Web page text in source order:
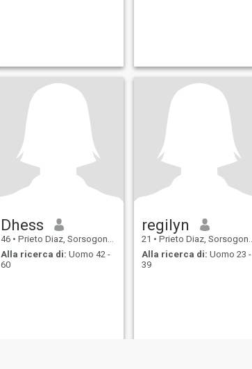
Dhess
46 • Prieto Diaz, Sorsogon, Filippine
Alla ricerca di: Uomo 42 -
60
regilyn
21 • Prieto Diaz, Sorsogon, Filippine
Alla ricerca di: Uomo 23 -
39